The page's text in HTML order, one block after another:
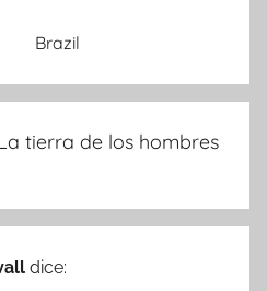
Brazil
tierra de los hombres
dice: